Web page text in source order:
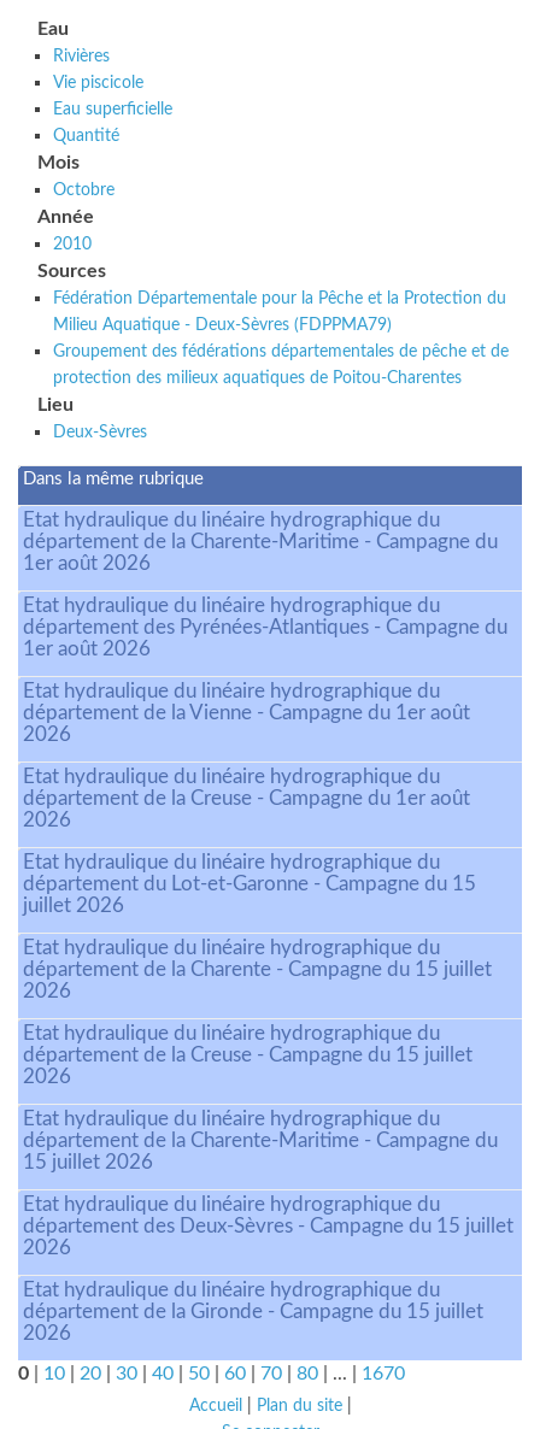
Eau
Rivières
Vie piscicole
Eau superficielle
Quantité
Mois
Octobre
Année
2010
Sources
Fédération Départementale pour la Pêche et la Protection du
Milieu Aquatique - Deux-Sèvres (FDPPMA79)
Groupement des fédérations départementales de pêche et de
protection des milieux aquatiques de Poitou-Charentes
Lieu
Deux-Sèvres
Dans la même rubrique
Etat hydraulique du linéaire hydrographique du
département de la Charente-Maritime - Campagne du
1er août 2026
Etat hydraulique du linéaire hydrographique du
département des Pyrénées-Atlantiques - Campagne du
1er août 2026
Etat hydraulique du linéaire hydrographique du
département de la Vienne - Campagne du 1er août
2026
Etat hydraulique du linéaire hydrographique du
département de la Creuse - Campagne du 1er août
2026
Etat hydraulique du linéaire hydrographique du
département du Lot-et-Garonne - Campagne du 15
juillet 2026
Etat hydraulique du linéaire hydrographique du
département de la Charente - Campagne du 15 juillet
2026
Etat hydraulique du linéaire hydrographique du
département de la Creuse - Campagne du 15 juillet
2026
Etat hydraulique du linéaire hydrographique du
département de la Charente-Maritime - Campagne du
15 juillet 2026
Etat hydraulique du linéaire hydrographique du
département des Deux-Sèvres - Campagne du 15 juillet
2026
Etat hydraulique du linéaire hydrographique du
département de la Gironde - Campagne du 15 juillet
2026
0 10 20 30 40 50 60 70 80 ... 1670
Accueil Plan du site|